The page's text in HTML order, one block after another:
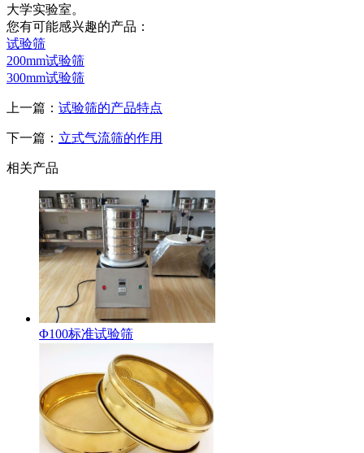
大学实验室。
您有可能感兴趣的产品：
试验筛
200mm试验筛
300mm试验筛
上一篇： 试验筛的产品特点
下一篇： 立式气流筛的作用
相关产品
Φ100标准试验筛